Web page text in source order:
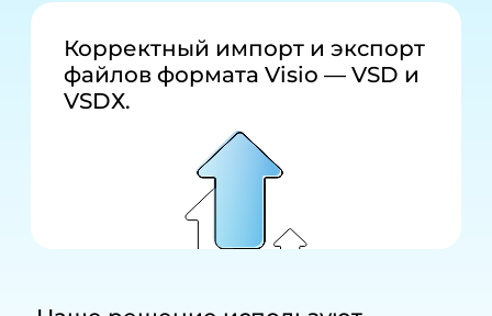
Корректный импорт и экспорт
файлов формата Visio — VSD и
VSDХ.